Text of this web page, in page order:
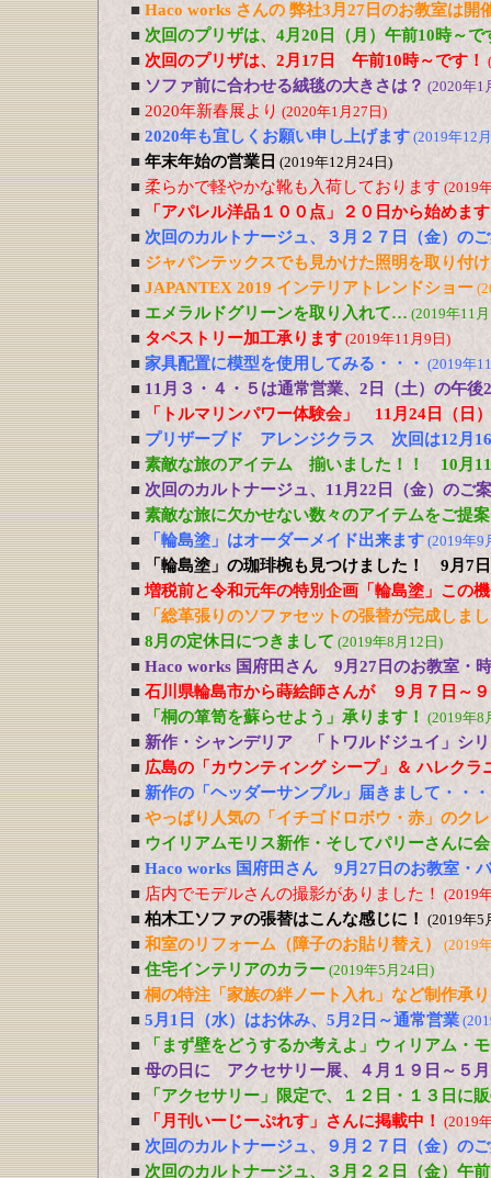
■ Haco works さんの 弊社3月27日のお教室は開
■ 次回のプリザは、4月20日（月）午前10時～で
■ 次回のプリザは、2月17日 午前10時～です！
■ ソファ前に合わせる絨毯の大きさは？ (2020年1
■ 2020年新春展より (2020年1月27日)
■ 2020年も宜しくお願い申し上げます (2019年12
■ 年末年始の営業日 (2019年12月24日)
■ 柔らかで軽やかな靴も入荷しております (2019
■
「アパレル洋品１００点」２０日から始めま
■ 次回のカルトナージュ、３月２７日（金）の
■ ジャパンテックスでも見かけた照明を取り付
■ JAPANTEX 2019 インテリアトレンドショー
■ エメラルドグリーンを取り入れて… (2019年11
■ タペストリー加工承ります (2019年11月9日)
■ 家具配置に模型を使用してみる・・・ (2019年
■ 11月３・４・５は通常営業、2日（土）の午
■
「トルマリンパワー体験会」 11月24日（日
■ プリザーブド アレンジクラス 次回は12月
■ 素敵な旅のアイテム 揃いました！！ 10月11
■ 次回のカルトナージュ、11月22日（金）のご
■ 素敵な旅に欠かせない数々のアイテムをご提
■
「輪島塗」はオーダーメイド出来ます (2019年9
■
「輪島塗」の珈琲椀も見つけました！ 9月7
■ 増税前と令和元年の特別企画「輪島塗」この
■
「総革張りのソファセットの張替が完成しま
■ 8月の定休日につきまして (2019年8月12日)
■ Haco works 国府田さん 9月27日のお教室・
■ 石川県輪島市から蒔絵師さんが ９月７日～
■
「桐の箪笥を蘇らせよう」承ります！ (2019年8
■ 新作・シャンデリア 「トワルドジュイ」シ
■ 広島の「カウンティング シープ」＆ ハレクラ
■ 新作の「ヘッダーサンプル」届きまして・・・
■ やっぱり人気の「イチゴドロボウ・赤」のク
■ ウイリアムモリス新作・そしてパリーさんに
■ Haco works 国府田さん 9月27日のお教室・
■ 店内でモデルさんの撮影がありました！ (2019
■ 柏木工ソファの張替はこんな感じに！ (2019年5
■ 和室のリフォーム（障子のお貼り替え） (2019
■ 住宅インテリアのカラー (2019年5月24日)
■ 桐の特注「家族の絆ノート入れ」など制作承
■ 5月1日（水）はお休み、5月2日～通常営業
■
「まず壁をどうするか考えよ」ウィリアム・
■ 母の日に アクセサリー展、４月１９日～５
■
「アクセサリー」限定で、１２日・１３日に
■
「月刊いーじーぷれす」さんに掲載中！ (2019
■ 次回のカルトナージュ、９月２７日（金）の
■ 次回のカルトナージュ、３月２２日（金）午